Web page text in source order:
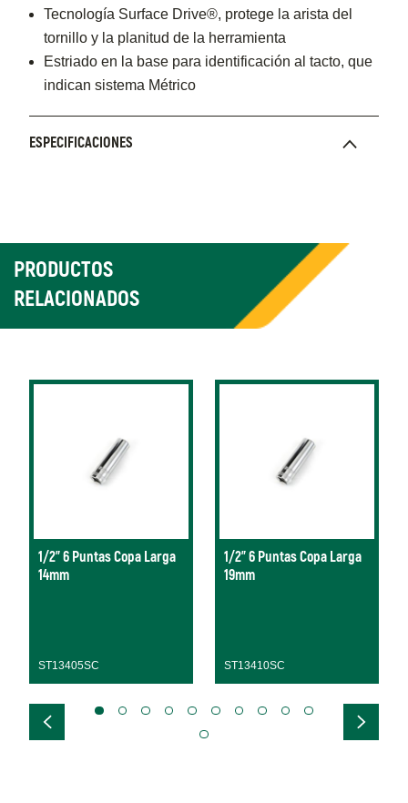
Tecnología Surface Drive®, protege la arista del
tornillo y la planitud de la herramienta
Estriado en la base para identificación al tacto, que
indican sistema Métrico
ESPECIFICACIONES
PRODUCTOS
RELACIONADOS
1/2" 6 Puntas Copa Larga
14mm
ST13405SC
1/2" 6 Puntas Copa Larga
19mm
ST13410SC